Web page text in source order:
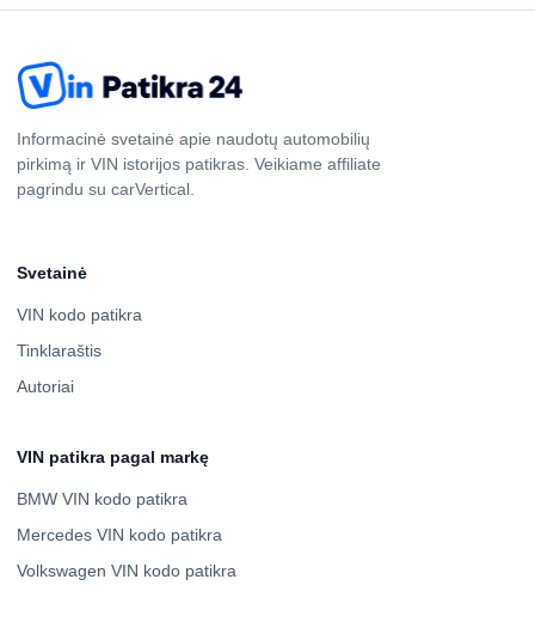
Informacinė svetainė apie naudotų automobilių
pirkimą ir VIN istorijos patikras. Veikiame affiliate
pagrindu su carVertical.
Svetainė
VIN kodo patikra
Tinklaraštis
Autoriai
VIN patikra pagal markę
BMW VIN kodo patikra
Mercedes VIN kodo patikra
Volkswagen VIN kodo patikra